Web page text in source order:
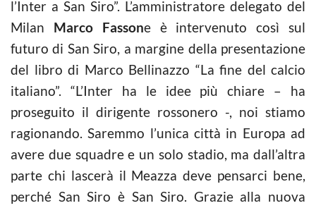
l’Inter a San Siro”. L’amministratore delegato del
Milan Marco Fassone è intervenuto così sul
futuro di San Siro, a margine della presentazione
del libro di Marco Bellinazzo “La fine del calcio
italiano”. “L’Inter ha le idee più chiare – ha
proseguito il dirigente rossonero -, noi stiamo
ragionando. Saremmo l’unica città in Europa ad
avere due squadre e un solo stadio, ma dall’altra
parte chi lascerà il Meazza deve pensarci bene,
perché San Siro è San Siro. Grazie alla nuova